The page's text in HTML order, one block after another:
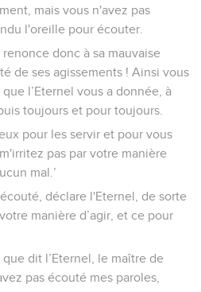
mais vous n'avez pas
l'oreille pour écouter.
donc à sa mauvaise
de ses agissements ! Ainsi vous
l’Eternel vous a donnée, à
toujours et pour toujours.
pour les servir et pour vous
pas par votre manière
mal.’
déclare l'Eternel, de sorte
manière d’agir, et ce pour
dit l’Eternel, le maître de
pas écouté mes paroles,